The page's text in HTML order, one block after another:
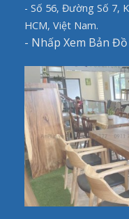
- Số 56, Đường Số 7,
HCM, Việt Nam.
- Nhấp Xem Bản Đồ